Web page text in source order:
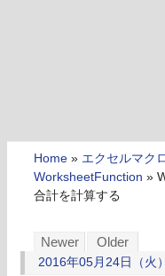
Home » エクセルマク
WorksheetFunction »
合計を計算する
Newer Older
2016年05月24日（火